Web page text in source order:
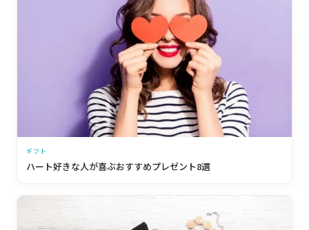
ギフト
ハート好きな人が喜ぶおすすめプレゼント8選